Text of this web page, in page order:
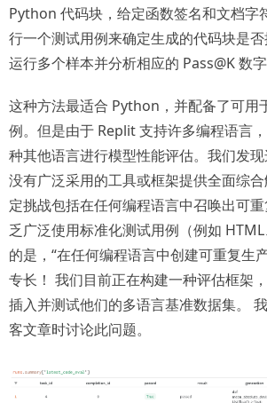
Python 代码块，给定函数签名和文档字
行一个测试用例来确定生成的代码块是
运行多个样本并分析相应的 Pass@K 数字
这种方法最适合 Python，并配备了可用
例。但是由于 Replit 支持许多编程语言
种其他语言进行模型性能评估。我们发
没有广泛采用的工具或框架提供全面综
定挑战包括在任何编程语言中召唤出可
乏广泛使用标准化测试用例（例如 HTML
的是，“在任何编程语言中创建可重复生
专长！ 我们目前正在构建一种评估框架
插入并测试他们的多语言基准数据集。
客文章时讨论此问题。